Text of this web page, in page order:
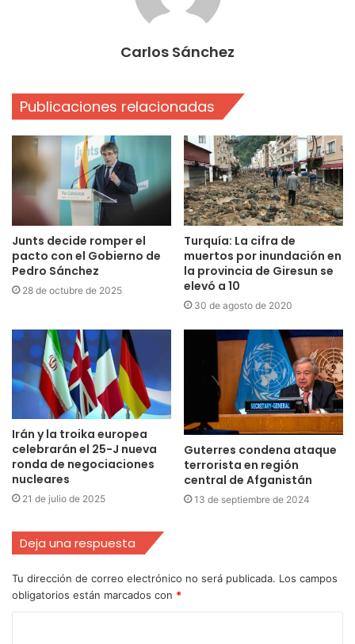
Carlos Sánchez
Publicaciones relacionadas
Junts decide romper el
pacto con el Gobierno de
Pedro Sánchez
28 de octubre de 2025
Turquía: La cifra de
muertos por inundación en
la provincia de Giresun se
elevó a 10
30 de agosto de 2020
Irán y la troika europea
celebrarán el 25-J nueva
ronda de negociaciones
nucleares
21 de julio de 2025
Guterres condena ataque
terrorista en región
central de Afganistán
13 de septiembre de 2024
Deja una respuesta
Tu dirección de correo electrónico no será publicada. Los campos
obligatorios están marcados con *